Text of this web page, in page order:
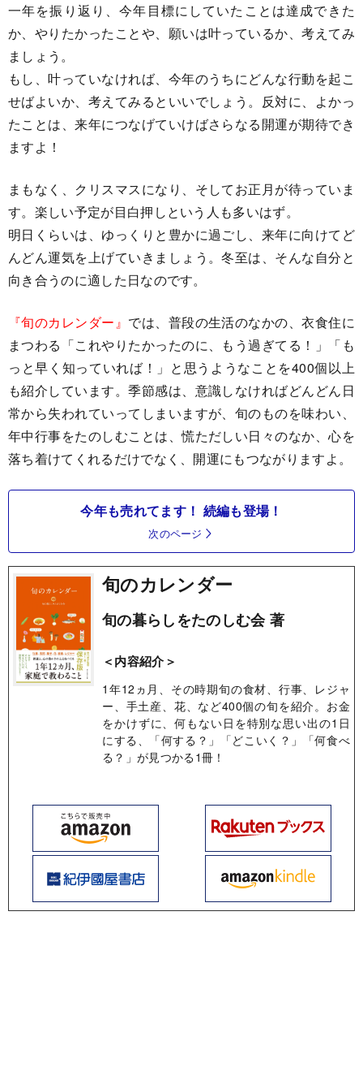
一年を振り返り、今年目標にしていたことは達成できた
か、やりたかったことや、願いは叶っているか、考えてみ
ましょう。
もし、叶っていなければ、今年のうちにどんな行動を起こ
せばよいか、考えてみるといいでしょう。反対に、よかっ
たことは、来年につなげていけばさらなる開運が期待でき
ますよ！
まもなく、クリスマスになり、そしてお正月が待っていま
す。楽しい予定が目白押しという人も多いはず。
明日くらいは、ゆっくりと豊かに過ごし、来年に向けてど
んどん運気を上げていきましょう。冬至は、そんな自分と
向き合うのに適した日なのです。
『旬のカレンダー』 では、普段の生活のなかの、衣食住に
まつわる「これやりたかったのに、もう過ぎてる！」「も
っと早く知っていれば！」と思うようなことを400個以上
も紹介しています。季節感は、意識しなければどんどん日
常から失われていってしまいますが、旬のものを味わい、
年中行事をたのしむことは、慌ただしい日々のなか、心を
落ち着けてくれるだけでなく、開運にもつながりますよ。
今年も売れてます！ 続編も登場！
次のページ
旬のカレンダー
旬の暮らしをたのしむ会 著
＜内容紹介＞
1年12ヵ月、その時期旬の食材、行事、レジャ
ー、手土産、花、など400個の旬を紹介。お金
をかけずに、何もない日を特別な思い出の1日
にする、「何する？」「どこいく？」「何食べ
る？」が見つかる1冊！